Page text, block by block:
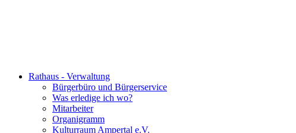
Rathaus - Verwaltung
Bürgerbüro und Bürgerservice
Was erledige ich wo?
Mitarbeiter
Organigramm
Kulturraum Ampertal e.V.